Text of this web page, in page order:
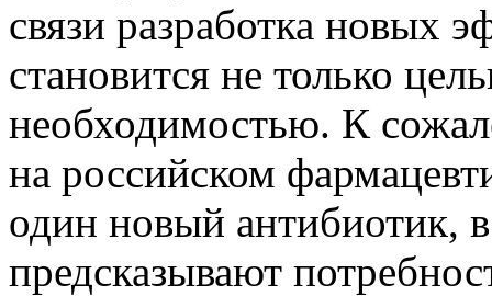
связи разработка новых
становится не только
необходимостью. К
на российском
один новый антибиотик,
предсказывают